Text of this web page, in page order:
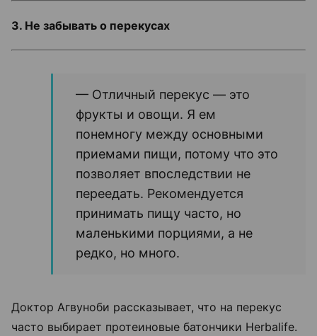
3. Не забывать о перекусах
— Отличный перекус — это
фрукты и овощи. Я ем
понемногу между основными
приемами пищи, потому что это
позволяет впоследствии не
переедать. Рекомендуется
принимать пищу часто, но
маленькими порциями, а не
редко, но много.
Доктор Агвуноби рассказывает, что на перекус
часто выбирает протеиновые батончики Herbalife.